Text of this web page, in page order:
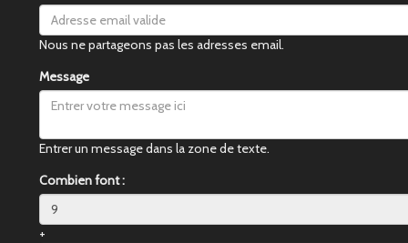
Nous ne partageons pas les adresses email.
Message
Entrer un message dans la zone de texte.
Combien font :
+